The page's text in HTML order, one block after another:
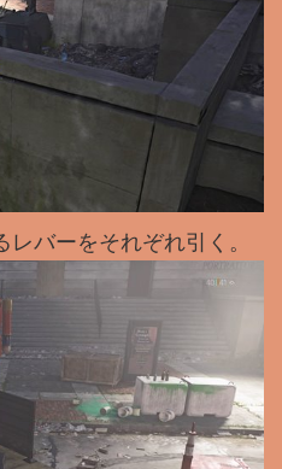
バーをそれぞれ引く。